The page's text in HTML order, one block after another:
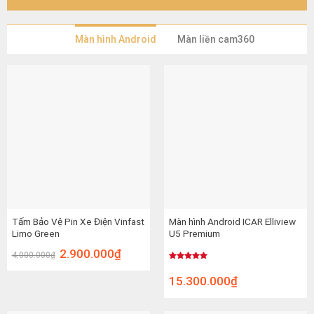
Màn hình Android Màn liền cam360
Tấm Bảo Vệ Pin Xe Điện Vinfast
Limo Green
4.000.000₫ 2.900.000₫
Màn hình Android ICAR Elliview
U5 Premium
5 sao
15.300.000₫